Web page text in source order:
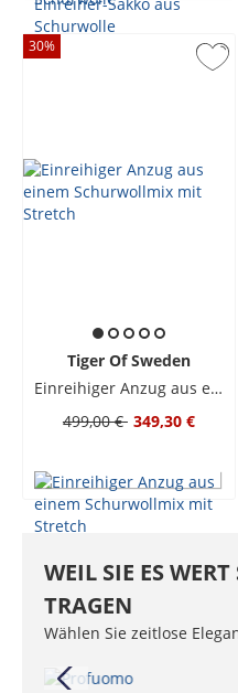
30%
Tiger Of Sweden
Einreihiger Anzug aus einem Schurwollmix mit Stretch
499,00 € 349,30 €
WEIL SIE ES
TRAGEN
Wählen Sie zeitlose